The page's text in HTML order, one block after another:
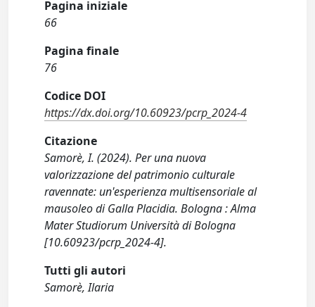
Pagina iniziale
66
Pagina finale
76
Codice DOI
https://dx.doi.org/10.60923/pcrp_2024-4
Citazione
Samorè, I. (2024). Per una nuova
valorizzazione del patrimonio culturale
ravennate: un'esperienza multisensoriale al
mausoleo di Galla Placidia. Bologna : Alma
Mater Studiorum Università di Bologna
[10.60923/pcrp_2024-4].
Tutti gli autori
Samorè, Ilaria